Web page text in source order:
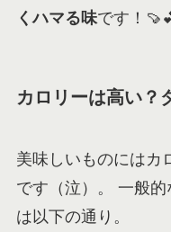
くハマる味です！
カロリーは高い？
美味しいものには
です（泣）。 一般
は以下の通り。